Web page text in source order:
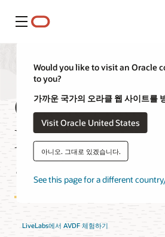
메뉴
Would you like to visit an Oracle
to you?
가까운 국가의 오라클 웹 사이트를
Visit Oracle United States
아니오. 그대로 있겠습니다.
See this page for a different
Oracle Audit
Database
특징
LiveLabs에서 AVDF 체험하기